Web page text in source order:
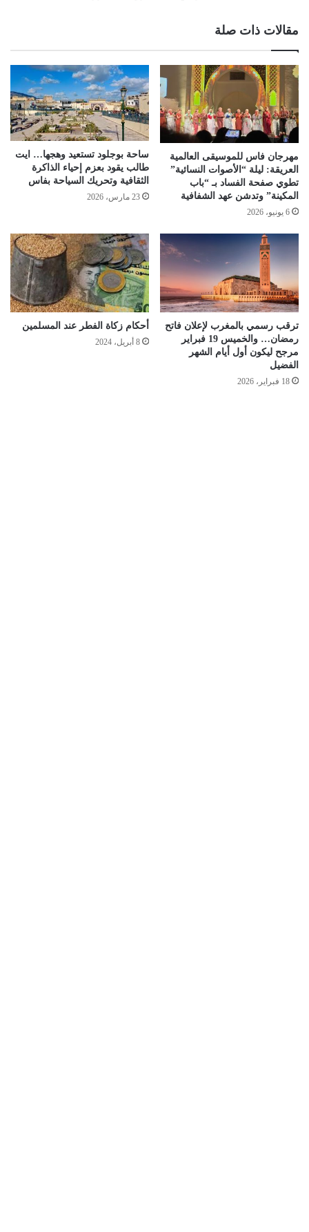
مقالات ذات صلة
مهرجان فاس للموسيقى العالمية
العريقة: ليلة “الأصوات النسائية”
تطوي صفحة الفساد بـ “باب
المكينة” وتدشن عهد الشفافية
6 يونيو، 2026
ساحة بوجلود تستعيد وهجها… ايت
طالب يقود بعزم إحياء الذاكرة
الثقافية وتحريك السياحة بفاس
23 مارس، 2026
ترقب رسمي بالمغرب لإعلان فاتح
رمضان… والخميس 19 فبراير
مرجح ليكون أول أيام الشهر
الفضيل
18 فبراير، 2026
أحكام زكاة الفطر عند المسلمين
8 أبريل، 2024